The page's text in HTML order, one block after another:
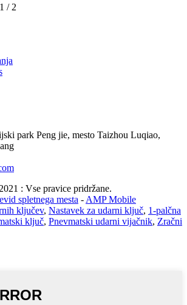
/ 2
park Peng jie, mesto Taizhou Luqiao,
: Vse pravice pridržane.
spletnega mesta - AMP Mobile
ključev, Nastavek za udarni ključ, 1-palčna
ključ, Pnevmatski udarni vijačnik, Zračni